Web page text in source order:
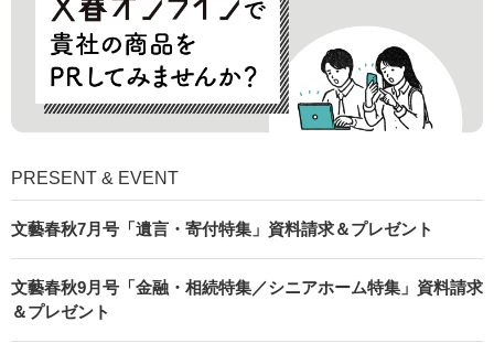
PRESENT & EVENT
文藝春秋7月号「遺言・寄付特集」資料請求＆プレゼント
文藝春秋9月号「金融・相続特集／シニアホーム特集」資料請求
＆プレゼント